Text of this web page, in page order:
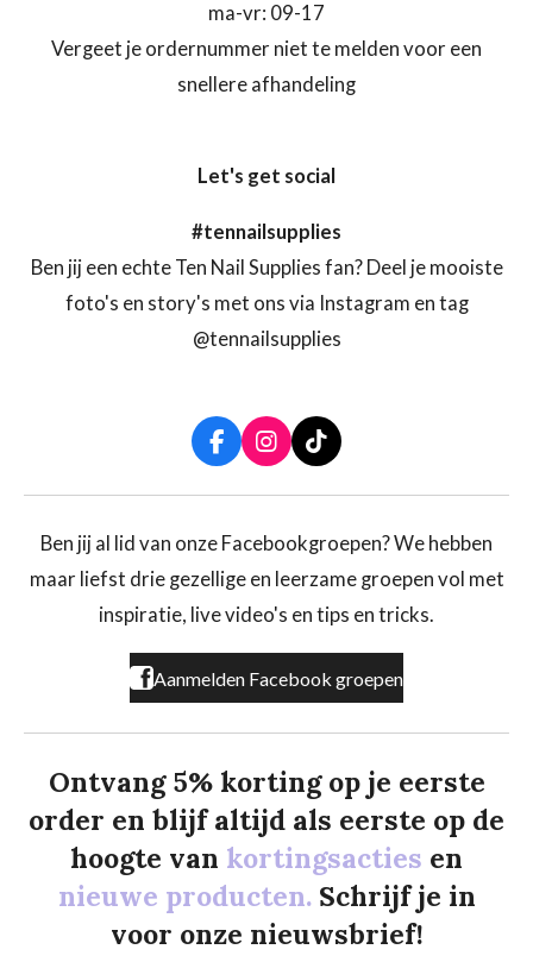
ma-vr: 09-17
Vergeet je ordernummer niet te melden voor een
snellere afhandeling
Let's get social
#tennailsupplies
Ben jij een echte Ten Nail Supplies fan? Deel je mooiste
foto's en story's met ons via Instagram en tag
@tennailsupplies
F
a
c
b
o
k
I
n
s
a
r
a
T
i
k
o
Ben jij al lid van onze Facebookgroepen? We hebben
maar liefst drie gezellige en leerzame groepen vol met
inspiratie, live video's en tips en tricks.
Aanmelden Facebook groepen
Ontvang 5% korting op je eerste
order en blijf altijd als eerste op de
hoogte van kortingsacties en
nieuwe producten. Schrijf je in
voor onze nieuwsbrief!